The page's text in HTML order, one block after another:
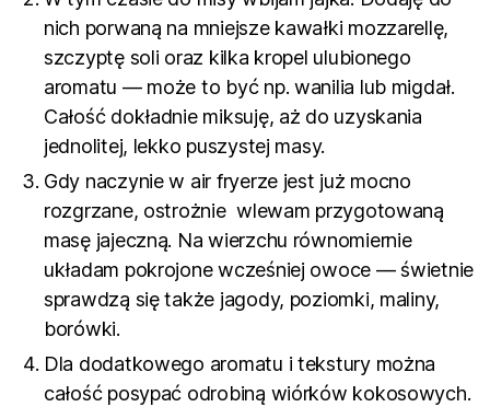
nich porwaną na mniejsze kawałki mozzarellę,
szczyptę soli oraz kilka kropel ulubionego
aromatu — może to być np. wanilia lub migdał.
Całość dokładnie miksuję, aż do uzyskania
jednolitej, lekko puszystej masy.
Gdy naczynie w air fryerze jest już mocno
rozgrzane, ostrożnie wlewam przygotowaną
masę jajeczną. Na wierzchu równomiernie
układam pokrojone wcześniej owoce — świetnie
sprawdzą się także jagody, poziomki, maliny,
borówki.
Dla dodatkowego aromatu i tekstury można
całość posypać odrobiną wiórków kokosowych.